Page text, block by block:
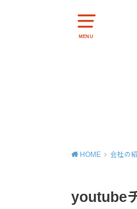
MENU
HOME 会社の
youtube